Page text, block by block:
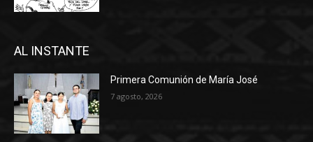
AL INSTANTE
Primera Comunión de María José
7 agosto, 2026